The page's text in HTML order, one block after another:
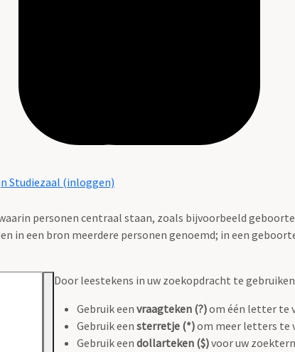
Studiezaal (inloggen)
personen centraal staan, zoals bijvoorbeeld
in een bron meerdere personen genoemd; in een
Door leestekens in uw zoekopdracht te
Gebruik een vraagteken (?)om één letter te
Gebruik een sterretje (*)om meer letters te
Gebruik een dollarteken ($)voor uw